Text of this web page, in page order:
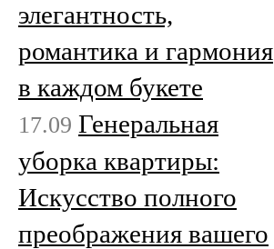
элегантность,
романтика и гармония
в каждом букете
17.09 Генеральная
уборка квартиры:
Искусство полного
преображения вашего